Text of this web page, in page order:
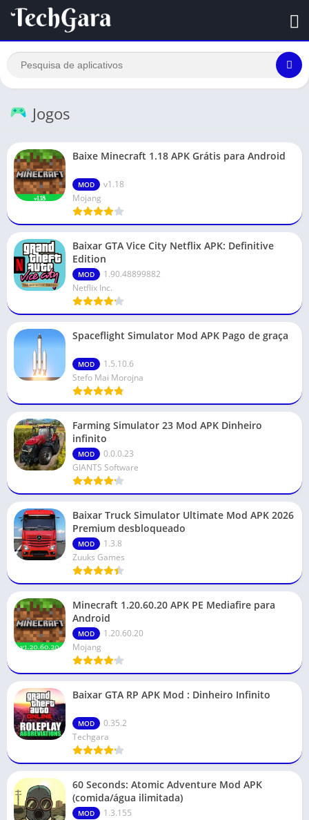
Jogos
Baixe Minecraft 1.18 APK Grátis para Android
MOD
v1.18
Mojang
Baixar GTA Vice City Netflix APK: Definitive
Edition
MOD
1.90.48899882
Netflix Inc.
Spaceflight Simulator Mod APK Pago de graça
MOD
1.5.10.6
Stefo Mai Morojna
Farming Simulator 23 Mod APK Dinheiro
infinito
MOD
0.0.0.23
GIANTS Software
Baixar Truck Simulator Ultimate Mod APK 2026
Premium desbloqueado
MOD
1.3.8
Zuuks Games
Minecraft 1.20.60.20 APK PE Mediafire para
Android
MOD
1.20.60.20
Mojang
Baixar GTA RP APK Mod : Dinheiro Infinito
MOD
0.35.2
Techgara
60 Seconds: Atomic Adventure Mod APK
(comida/água ilimitada)
MOD
1.3.155